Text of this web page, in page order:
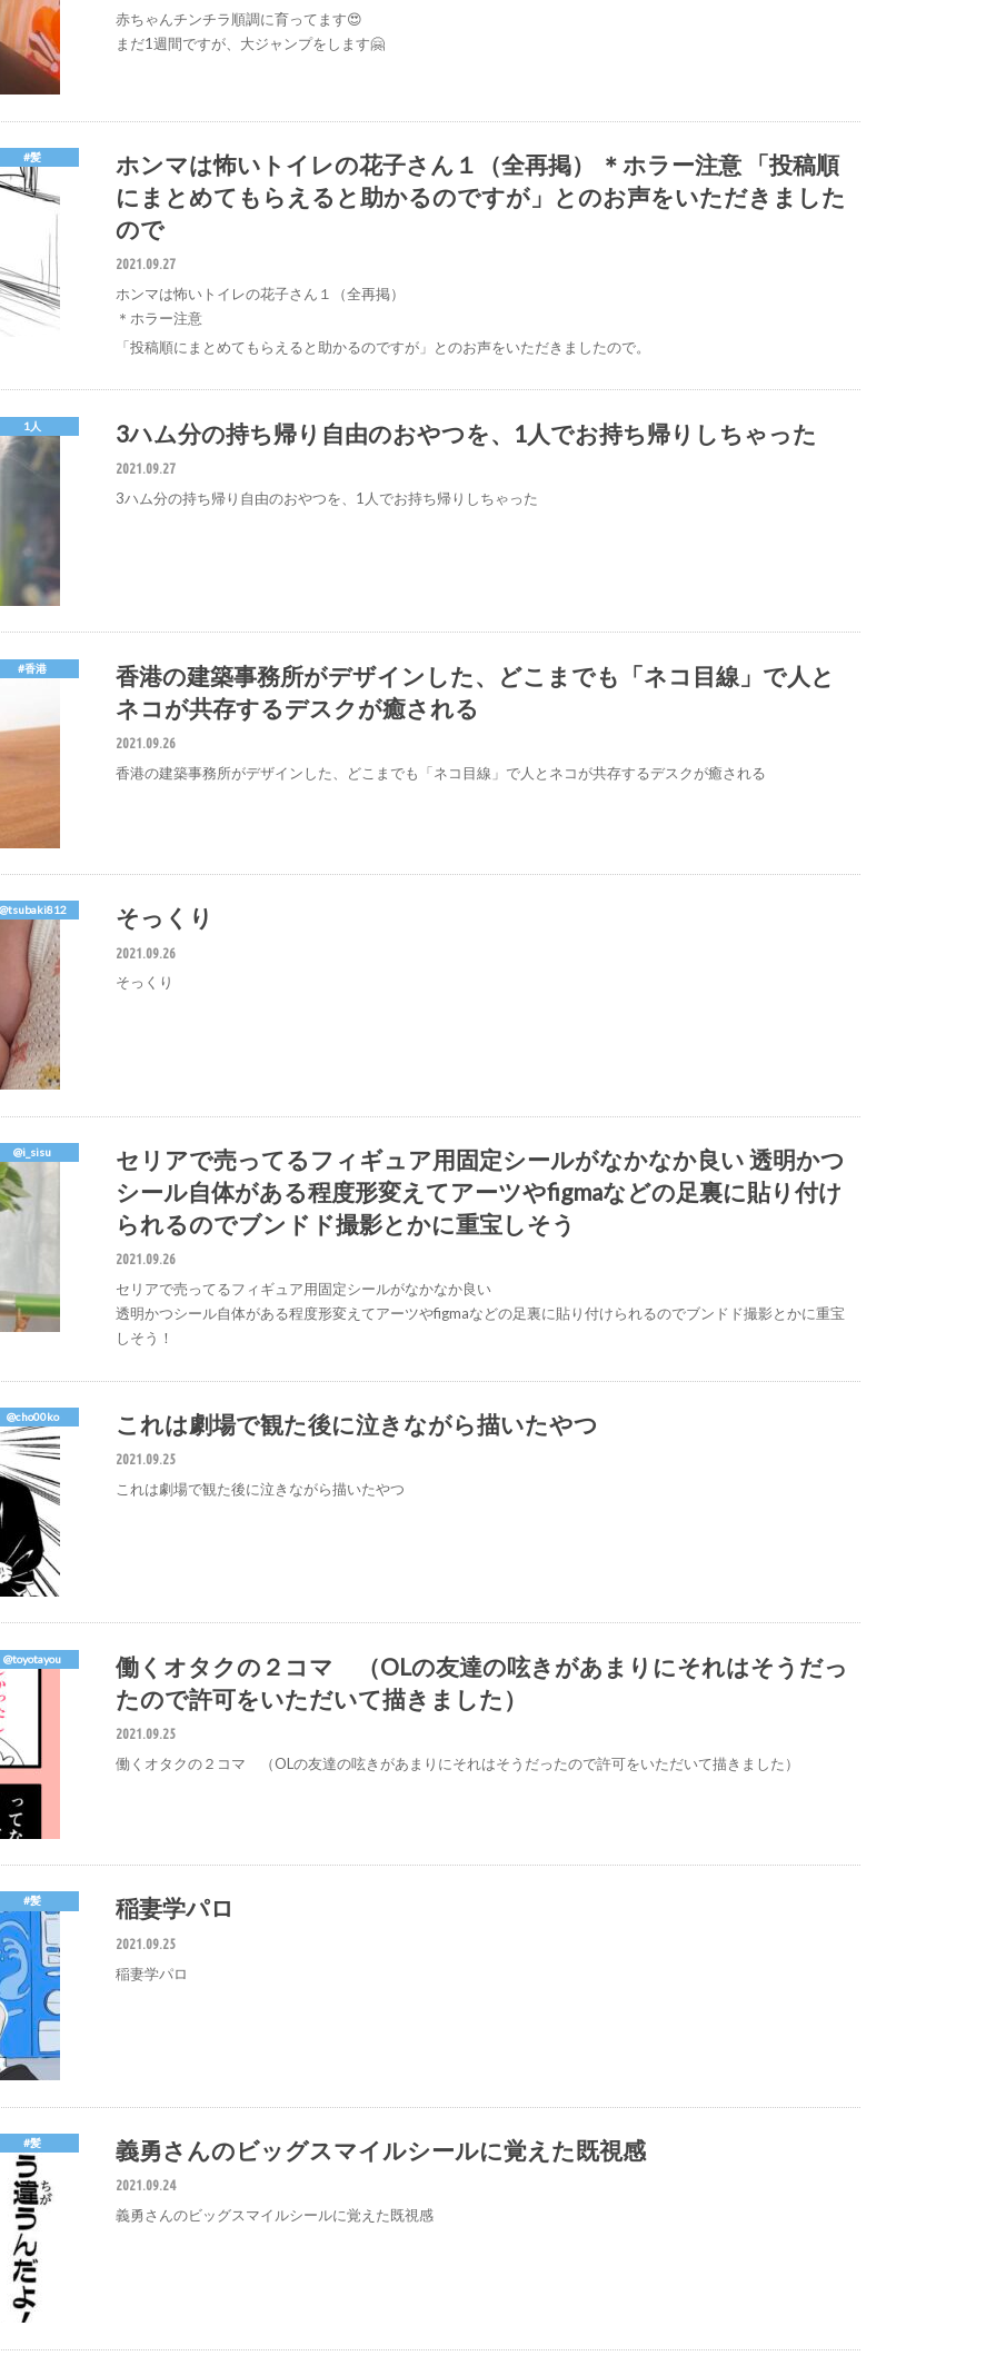
赤ちゃんチンチラ順調に育ってます😍
まだ1週間ですが、大ジャンプをします🤗
#髪
ホンマは怖いトイレの花子さん１（全再掲） ＊ホラー注意 「投稿順
にまとめてもらえると助かるのですが」とのお声をいただきました
ので
2021.09.27
ホンマは怖いトイレの花子さん１（全再掲）
＊ホラー注意
「投稿順にまとめてもらえると助かるのですが」とのお声をいただきましたので。
1人 3ハム分の持ち帰り自由のおやつを、1人でお持ち帰りしちゃった
2021.09.27
3ハム分の持ち帰り自由のおやつを、1人でお持ち帰りしちゃった
#香港
香港の建築事務所がデザインした、どこまでも「ネコ目線」で人と
ネコが共存するデスクが癒される
2021.09.26
香港の建築事務所がデザインした、どこまでも「ネコ目線」で人とネコが共存するデスクが癒される
そっくり
2021.09.26
そっくり
@i_sisu
セリアで売ってるフィギュア用固定シールがなかなか良い 透明かつ
シール自体がある程度形変えてアーツやfigmaなどの足裏に貼り付け
られるのでブンドド撮影とかに重宝しそう
2021.09.26
セリアで売ってるフィギュア用固定シールがなかなか良い
透明かつシール自体がある程度形変えてアーツやfigmaなどの足裏に貼り付けられるのでブンドド撮影とかに重宝
しそう！
@cho00ko これは劇場で観た後に泣きながら描いたやつ
2021.09.25
これは劇場で観た後に泣きながら描いたやつ
@toyotayou
働くオタクの２コマ （OLの友達の呟きがあまりにそれはそうだっ
たので許可をいただいて描きました）
2021.09.25
働くオタクの２コマ （OLの友達の呟きがあまりにそれはそうだったので許可をいただいて描きました）
#髪 稲妻学パロ
2021.09.25
稲妻学パロ
#髪 義勇さんのビッグスマイルシールに覚えた既視感
2021.09.24
義勇さんのビッグスマイルシールに覚えた既視感